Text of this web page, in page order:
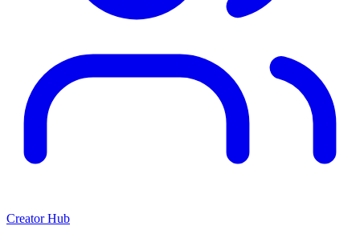
Creator Hub